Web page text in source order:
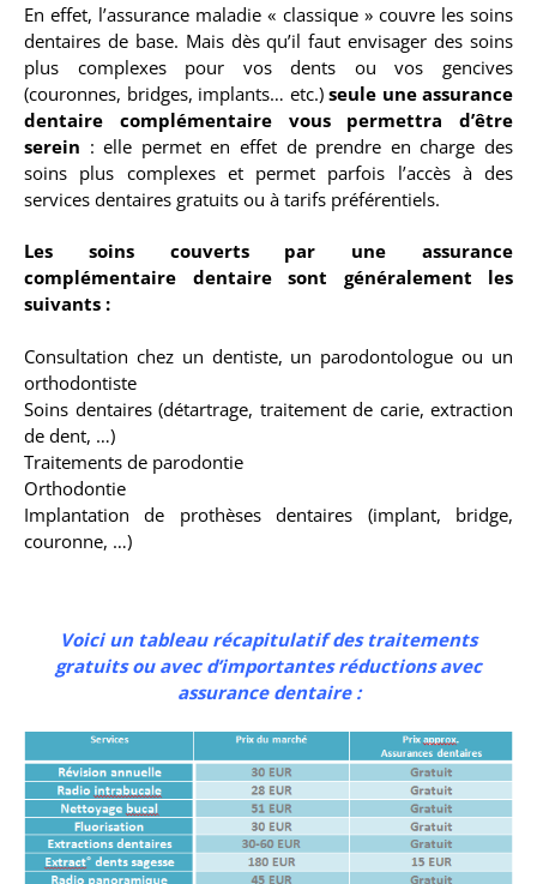
En effet, l’assurance maladie « classique » couvre les soins
dentaires de base. Mais dès qu’il faut envisager des soins
plus complexes pour vos dents ou vos gencives
(couronnes, bridges, implants… etc.) seule une assurance
dentaire complémentaire vous permettra d’être
serein : elle permet en effet de prendre en charge des
soins plus complexes et permet parfois l’accès à des
services dentaires gratuits ou à tarifs préférentiels.
Les soins couverts par une assurance
complémentaire dentaire sont généralement les
suivants :
Consultation chez un dentiste, un parodontologue ou un
orthodontiste
Soins dentaires (détartrage, traitement de carie, extraction
de dent, …)
Traitements de parodontie
Orthodontie
Implantation de prothèses dentaires (implant, bridge,
couronne, …)
Voici un tableau récapitulatif des traitements
gratuits ou avec d’importantes réductionsavec
assurance dentaire :